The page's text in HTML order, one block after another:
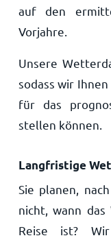
auf den
Vorjahre.
Unsere
sodass wir
für das
stellen können.
Langfristige
Sie planen,
nicht, wann
Reise ist?